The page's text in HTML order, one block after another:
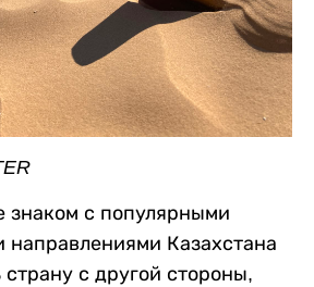
знаком с популярными
направлениями Казахстана
страну с другой стороны,